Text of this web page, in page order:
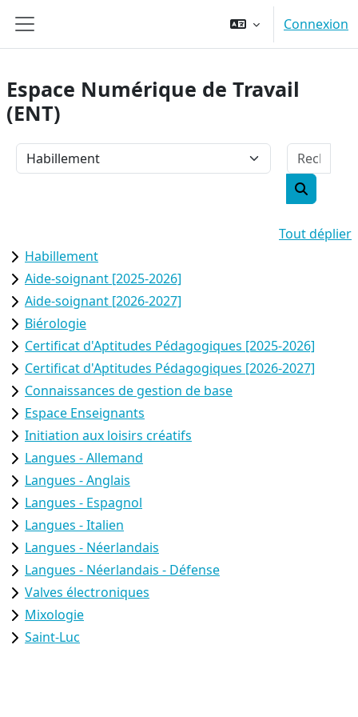
Panneau latéral
Connexion
Espace Numérique de Travail
(ENT)
Catégories de cours
Tout déplier
Habillement
Aide-soignant [2025-2026]
Aide-soignant [2026-2027]
Biérologie
Certificat d'Aptitudes Pédagogiques [2025-2026]
Certificat d'Aptitudes Pédagogiques [2026-2027]
Connaissances de gestion de base
Espace Enseignants
Initiation aux loisirs créatifs
Langues - Allemand
Langues - Anglais
Langues - Espagnol
Langues - Italien
Langues - Néerlandais
Langues - Néerlandais - Défense
Valves électroniques
Mixologie
Saint-Luc